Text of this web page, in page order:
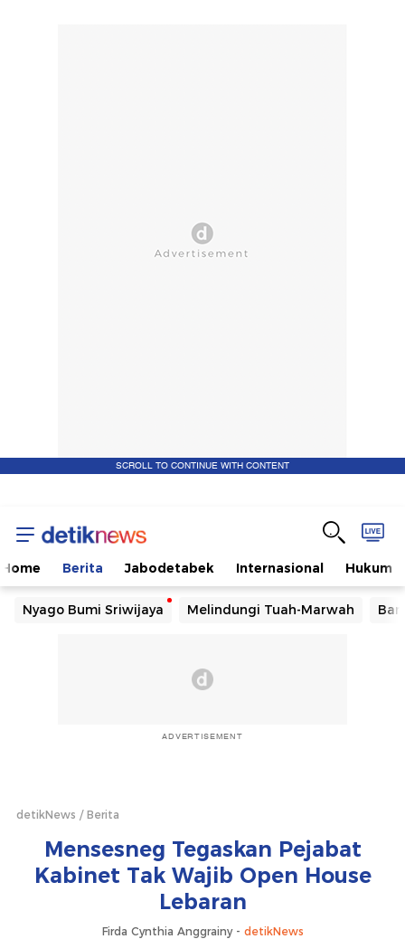
SCROLL TO CONTINUE WITH CONTENT
Home Berita Jabodetabek Internasional Hukum
Nyago Bumi Sriwijaya Melindungi Tuah-Marwah
ADVERTISEMENT
detikNews Berita
Mensesneg Tegaskan Pejabat
Kabinet Tak Wajib Open House
Lebaran
Firda Cynthia Anggrainy - detikNews